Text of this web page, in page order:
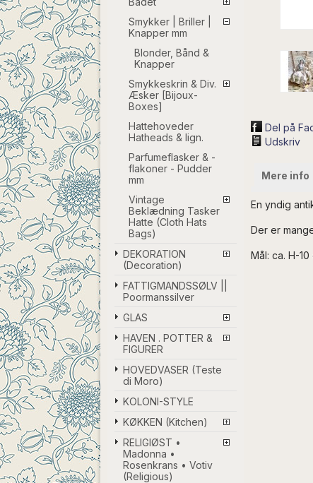
Smykker | Briller |
Knapper mm
Blonder, Bånd &
Knapper
Smykkeskrin & Div.
Æsker [Bijoux-
Boxes]
Hattehoveder
Hatheads & lign.
Parfumeflasker & -
flakoner - Pudder
mm
Vintage
Beklædning Tasker
Hatte (Cloth Hats
Bags)
DEKORATION
(Decoration)
FATTIGMANDSSØLV ||
Poormanssilver
GLAS
HAVEN . POTTER &
FIGURER
HOVEDVASER (Teste
di Moro)
KOLONI-STYLE
KØKKEN (Kitchen)
RELIGIØST •
Madonna •
Rosenkrans • Votiv
(Religious)
Del på
Udskriv
Mere info
En yndig
Der er
Mål: ca. H-10